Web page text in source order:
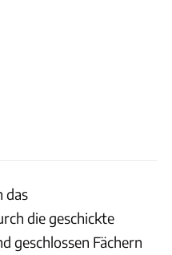
das
die geschickte
geschlossen Fächern